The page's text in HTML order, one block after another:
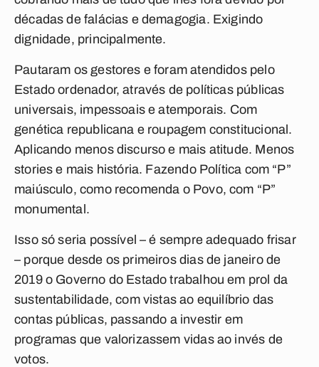
décadas de falácias e demagogia. Exigindo
dignidade, principalmente.
Pautaram os gestores e foram atendidos pelo
Estado ordenador, através de políticas públicas
universais, impessoais e atemporais. Com
genética republicana e roupagem constitucional.
Aplicando menos discurso e mais atitude. Menos
stories e mais história. Fazendo Política com “P”
maiúsculo, como recomenda o Povo, com “P”
monumental.
Isso só seria possível – é sempre adequado frisar
– porque desde os primeiros dias de janeiro de
2019 o Governo do Estado trabalhou em prol da
sustentabilidade, com vistas ao equilíbrio das
contas públicas, passando a investir em
programas que valorizassem vidas ao invés de
votos.